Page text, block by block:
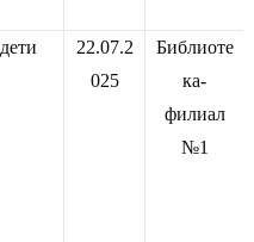
дети
22.07.2
025
Библиоте
ка-
филиал
№1